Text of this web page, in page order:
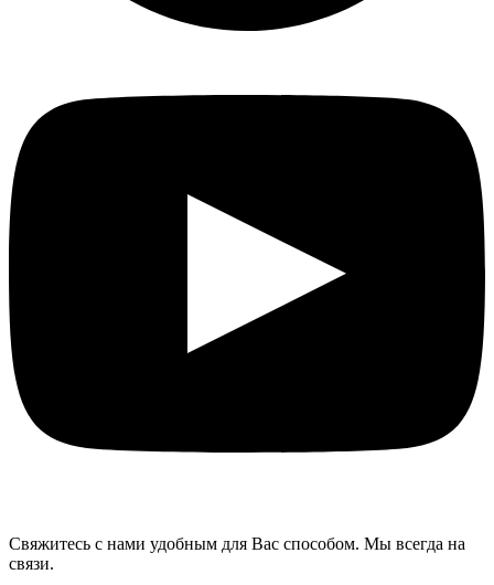
Свяжитесь с нами удобным для Вас способом. Мы всегда на
связи.